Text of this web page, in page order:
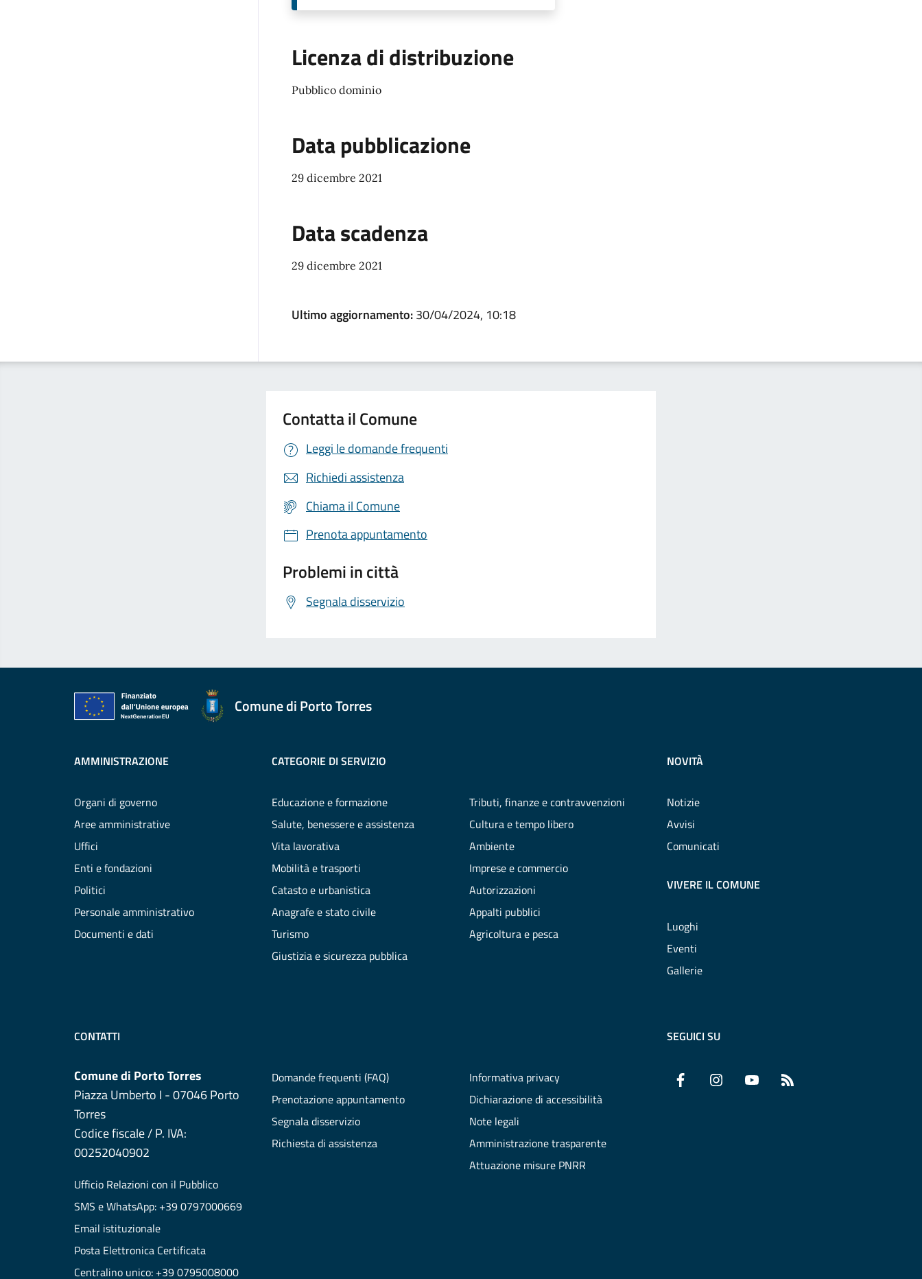
Licenza di distribuzione
Pubblico dominio
Data pubblicazione
29 dicembre 2021
Data scadenza
29 dicembre 2021
Ultimo aggiornamento:30/04/2024, 10:18
Contatta il Comune
Leggi le domande frequenti
Richiedi assistenza
Chiama il Comune
Prenota appuntamento
Problemi in città
Segnala disservizio
Comune di Porto Torres
AMMINISTRAZIONE
Organi di governo
Aree amministrative
Uffici
Enti e fondazioni
Politici
Personale amministrativo
Documenti e dati
CATEGORIE DI SERVIZIO
Educazione e formazione
Salute, benessere e assistenza
Vita lavorativa
Mobilità e trasporti
Catasto e urbanistica
Anagrafe e stato civile
Turismo
Giustizia e sicurezza pubblica
Tributi, finanze e contravvenzioni
Cultura e tempo libero
Ambiente
Imprese e commercio
Autorizzazioni
Appalti pubblici
Agricoltura e pesca
NOVITÀ
Notizie
Avvisi
Comunicati
VIVERE IL COMUNE
Luoghi
Eventi
Gallerie
CONTATTI
Comune di Porto Torres
Piazza Umberto I - 07046 Porto
Torres
Codice fiscale / P. IVA:
00252040902
Ufficio Relazioni con il Pubblico
SMS e WhatsApp: +39 0797000669
Email istituzionale
Posta Elettronica Certificata
Centralino unico: +39 0795008000
Domande frequenti (FAQ)
Prenotazione appuntamento
Segnala disservizio
Richiesta di assistenza
Informativa privacy
Dichiarazione di accessibilità
Note legali
Amministrazione trasparente
Attuazione misure PNRR
SEGUICI SU
Facebook InstagramYouTube